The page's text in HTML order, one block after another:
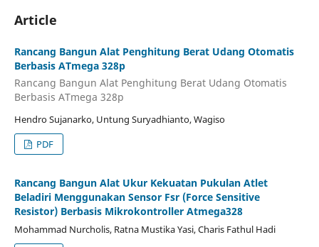
Article
Rancang Bangun Alat Penghitung Berat Udang Otomatis
Berbasis ATmega 328p
Rancang Bangun Alat Penghitung Berat Udang Otomatis
Berbasis ATmega 328p
Hendro Sujanarko, Untung Suryadhianto, Wagiso
PDF
Rancang Bangun Alat Ukur Kekuatan Pukulan Atlet
Beladiri Menggunakan Sensor Fsr (Force Sensitive
Resistor) Berbasis Mikrokontroller Atmega328
Mohammad Nurcholis, Ratna Mustika Yasi, Charis Fathul Hadi